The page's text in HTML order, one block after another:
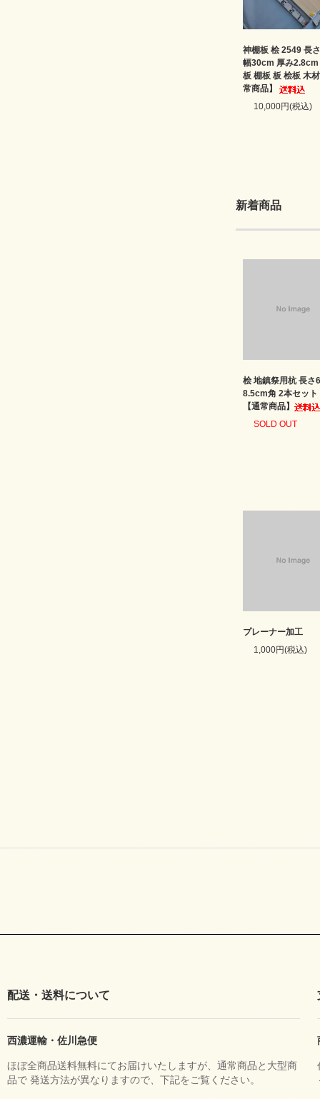
神棚板 桧 2549 長
幅30cm 厚み2.8cm
板 棚板 板 桧板 木
常商品】
10,000円(税込)
新着商品
桧 地鎮祭用杭 長さ
8.5cm角 2本セッ
【通常商品】
SOLD OUT
プレーナー加工
1,000円(税込)
配送・送料について
西濃運輸・佐川急便
ほぼ全商品送料無料にてお届けいたしますが、通常商品と大型商
品で 発送方法が異なりますので、下記をご覧ください。